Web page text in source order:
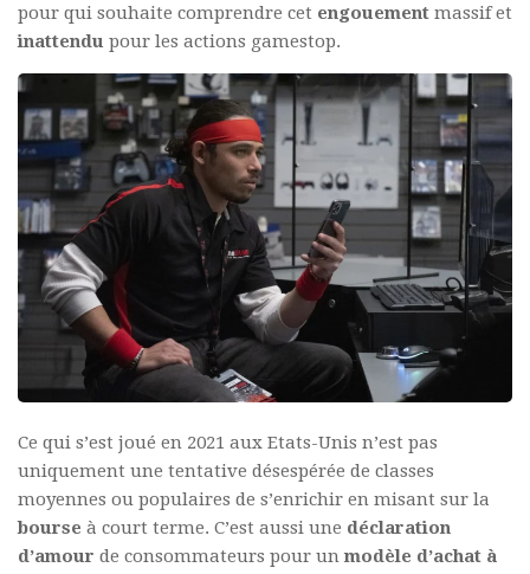
pour qui souhaite comprendre cet engouement massif et
inattendu pour les actions gamestop.
Ce qui s’est joué en 2021 aux Etats-Unis n’est pas
uniquement une tentative désespérée de classes
moyennes ou populaires de s’enrichir en misant sur la
bourse à court terme. C’est aussi une déclaration
d’amour de consommateurs pour unmodèle d’achat à